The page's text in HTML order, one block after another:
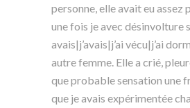
personne, elle avait eu assez
une fois je avec désinvolture
avais|j’avais|j’ai vécu|j’ai
autre femme. Elle a crié,
que probable sensation une
que je avais expérimentée